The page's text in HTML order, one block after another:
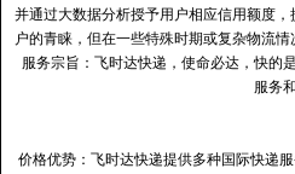
并通过大数据分析授予用户相应信用额度
户的青睐，但在一些特殊时期或复杂物流
服务宗旨：飞时达快递，使命必达，快的
服务
价格优势：飞时达快递提供多种国际快递